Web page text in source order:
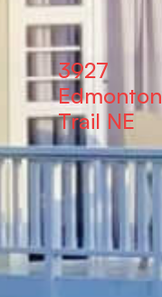
3927
Edmonton
Trail NE